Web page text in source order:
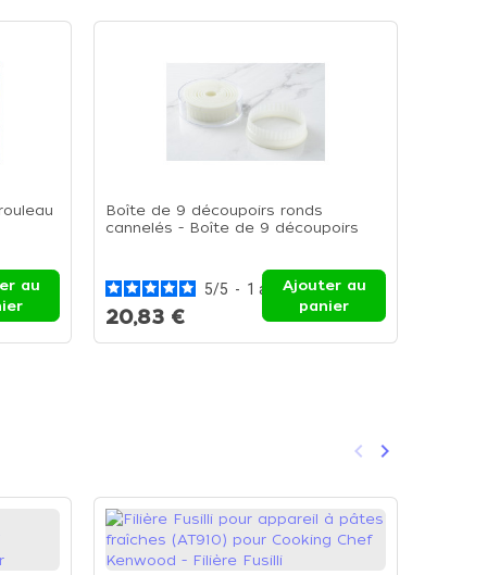
au
Boîte de 9 découpoirs ronds
cannelés - Boîte de 9 découpoirs
5/5 - 1 avis
20,83 €
Ajouter au
panier
Précédent
keyboard_arrow_left Suivant
keyboard_arrow_right